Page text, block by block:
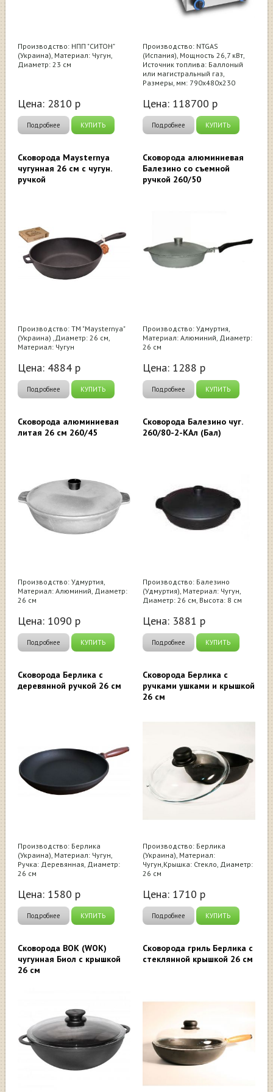
Производство: НПП "СИТОН"
(Украина), Материал: Чугун,
Диаметр: 23 см
Цена: 2810 р
Подробнее КУПИТЬ
Производство: NTGAS
(Испания), Мощность 26,7 кВт,
Источник топлива: Баллоный
или магистральный газ,
Размеры, мм: 790х480х230
Цена: 118700 р
Подробнее КУПИТЬ
Сковорода Maysternya
чугунная 26 см с чугун.
ручкой
Производство: ТМ "Maysternya"
(Украина) ,Диаметр: 26 см,
Материал: Чугун
Цена: 4884 р
Подробнее КУПИТЬ
Сковорода алюминиевая
Балезино со съемной
ручкой 260/50
Производство: Удмуртия,
Материал: Алюминий, Диаметр:
26 см
Цена: 1288 р
Подробнее КУПИТЬ
Сковорода алюминиевая
литая 26 см 260/45
Производство: Удмуртия,
Материал: Алюминий, Диаметр:
26 см
Цена: 1090 р
Подробнее КУПИТЬ
Сковорода Балезино чуг.
260/80-2-КАл (Бал)
Производство: Балезино
(Удмуртия), Материал: Чугун,
Диаметр: 26 см, Высота: 8 см
Цена: 3881 р
Подробнее КУПИТЬ
Сковорода Берлика с
деревянной ручкой 26 см
Производство: Берлика
(Украина), Материал: Чугун,
Ручка: Деревянная, Диаметр:
26 см
Цена: 1580 р
Подробнее КУПИТЬ
Сковорода Берлика с
ручками ушками и крышкой
26 см
Производство: Берлика
(Украина), Материал:
Чугун,Крышка: Стекло, Диаметр:
26 см
Цена: 1710 р
Подробнее КУПИТЬ
Сковорода ВОК (WOK)
чугунная Биол с крышкой
26 см
Сковорода гриль Берлика с
стеклянной крышкой 26 см